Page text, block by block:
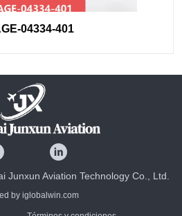
04334-401
Junxun Aviation Technology Co., Ltd.
by iglobalwin.com